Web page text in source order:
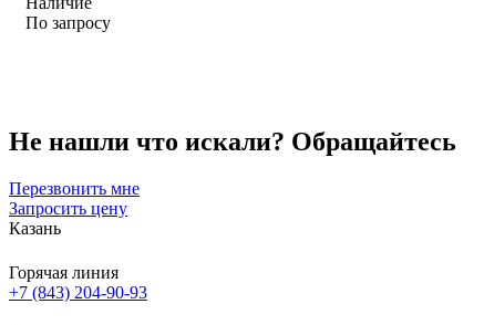
По запросу
Не нашли что искали? Обращайтесь
Перезвонить мне
Запросить цену
Казань
Горячая линия
+7 (843) 204-90-93